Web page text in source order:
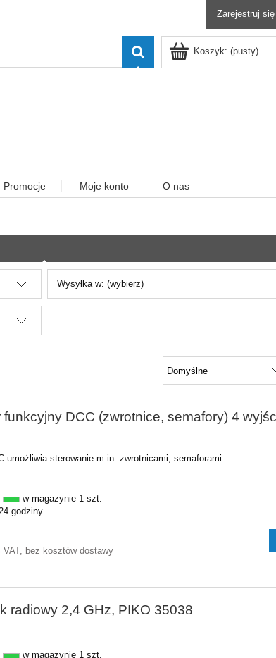
Zarejestruj się
Koszyk: (pusty)
Promocje Moje konto O nas
Wysyłka w: (wybierz)
funkcyjny DCC (zwrotnice, semafory) 4
umożliwia sterowanie m.in. zwrotnicami, semaforami.
w magazynie 1 szt.
24 godziny
VAT, bez kosztów dostawy
radiowy 2,4 GHz, PIKO 35038
w magazynie 1 szt.